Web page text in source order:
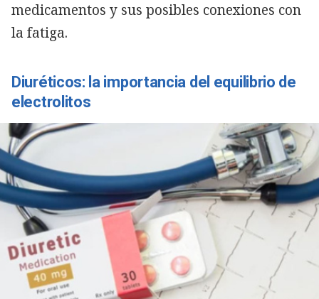
medicamentos y sus posibles conexiones con
la fatiga.
Diuréticos: la importancia del equilibrio de
electrolitos